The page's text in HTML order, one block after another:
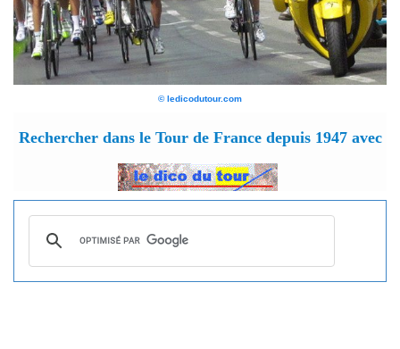
© ledicodutour.com
Rechercher dans le Tour de France depuis 1947 avec